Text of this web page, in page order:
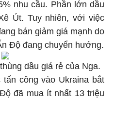
nhu cầu. Phần lớn dầu
Út. Tuy nhiên, với việc
bán giảm giá mạnh do
Độ đang chuyển hướng.
dầu giá rẻ của Nga.
công vào Ukraina bắt
đã mua ít nhất 13 triệu